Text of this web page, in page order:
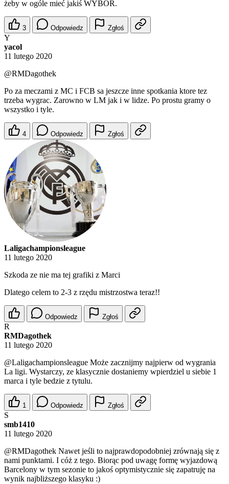
żeby w ogóle mieć jakiś WYBÓR.
3 Odpowiedz Zgłoś
Y
yacol
11 lutego 2020
@RMDagothek
Po za meczami z MC i FCB sa jeszcze inne spotkania ktore tez
trzeba wygrac. Zarowno w LM jak i w lidze. Po prostu gramy o
wszystko i tyle.
4 Odpowiedz Zgłoś
Laligachampionsleague
11 lutego 2020
Szkoda ze nie ma tej grafiki z Marci
Dlatego celem to 2-3 z rzędu mistrzostwa teraz!!
Odpowiedz Zgłoś
R
RMDagothek
11 lutego 2020
@Laligachampionsleague Może zacznijmy najpierw od wygrania
La ligi. Wystarczy, ze klasycznie dostaniemy wpierdziel u siebie 1
marca i tyle bedzie z tytulu.
1 Odpowiedz Zgłoś
S
smb1410
11 lutego 2020
@RMDagothek Nawet jeśli to najprawdopodobniej zrównają się z
nami punktami. I cóż z tego. Biorąc pod uwagę formę wyjazdową
Barcelony w tym sezonie to jakoś optymistycznie się zapatruję na
wynik najbliższego klasyku :)